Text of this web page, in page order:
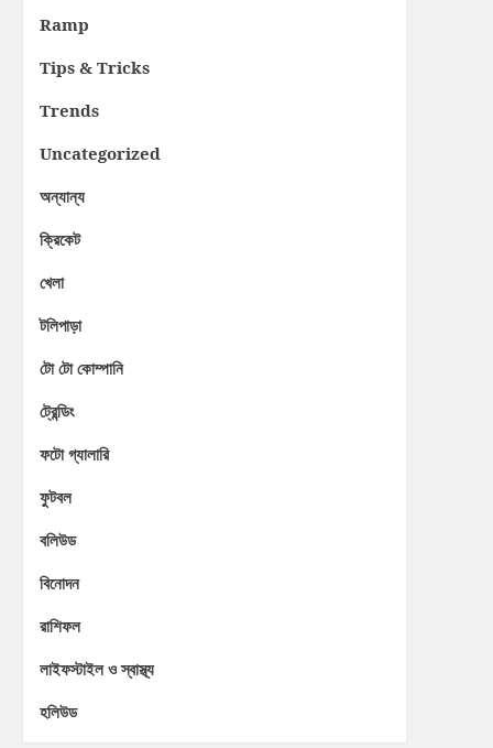
Ramp
Tips & Tricks
Trends
Uncategorized
অন্যান্য
ক্রিকেট
খেলা
টলিপাড়া
টো টো কোম্পানি
ট্রেন্ডিং
ফটো গ্যালারি
ফুটবল
বলিউড
বিনোদন
রাশিফল
লাইফস্টাইল ও স্বাস্থ্য
হলিউড